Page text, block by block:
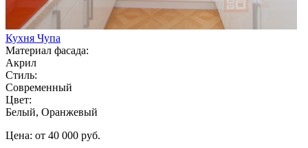
Кухня Чупа
Материал фасада:
Акрил
Стиль:
Современный
Цвет:
Белый, Оранжевый
Цена: от 40 000 руб.